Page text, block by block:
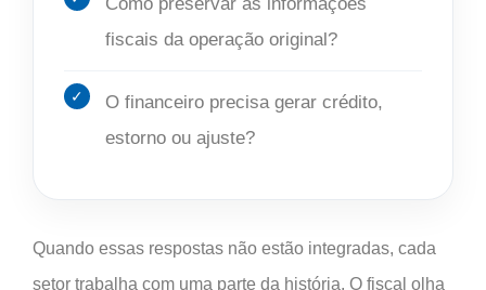
Como preservar as informações
fiscais da operação original?
O financeiro precisa gerar crédito,
estorno ou ajuste?
Quando essas respostas não estão integradas, cada
setor trabalha com uma parte da história. O fiscal olha